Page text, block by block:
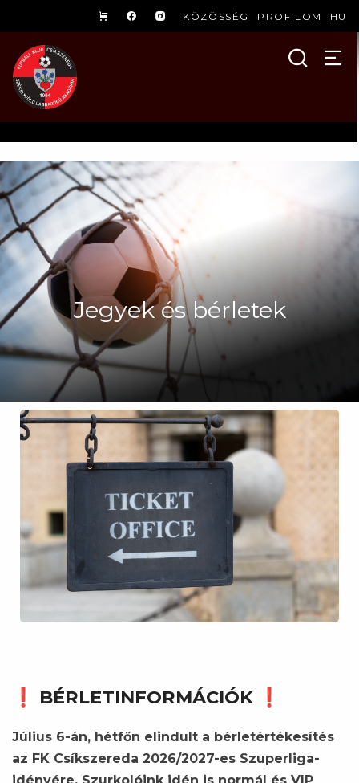
KÖZÖSSÉG PROFILOM HU
Jegyek és bérletek
❗ BÉRLETINFORMÁCIÓK ❗
Július 6-án, hétfőn elindult a bérletértékesítés
az FK Csíkszereda 2026/2027-es Szuperliga-